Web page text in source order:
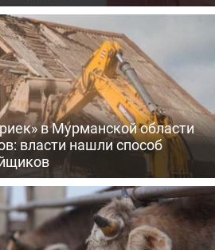
в Мурманской области
власти нашли способ